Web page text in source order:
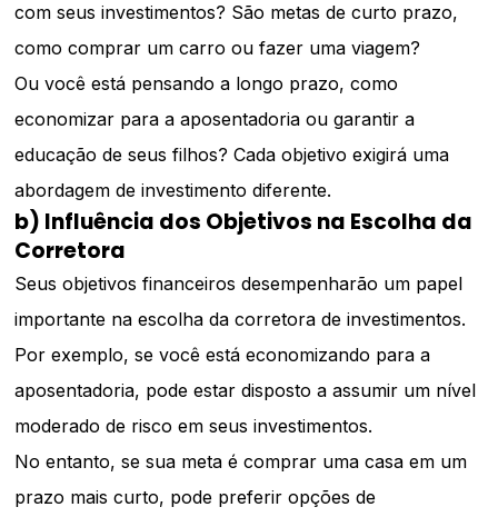
com seus investimentos? São metas de curto prazo,
como comprar um carro ou fazer uma viagem?
Ou você está pensando a longo prazo, como
economizar para a aposentadoria ou garantir a
educação de seus filhos? Cada objetivo exigirá uma
abordagem de investimento diferente.
b) Influência dos Objetivos na Escolha da
Corretora
Seus objetivos financeiros desempenharão um papel
importante na escolha da corretora de investimentos.
Por exemplo, se você está economizando para a
aposentadoria, pode estar disposto a assumir um nível
moderado de risco em seus investimentos.
No entanto, se sua meta é comprar uma casa em um
prazo mais curto, pode preferir opções de